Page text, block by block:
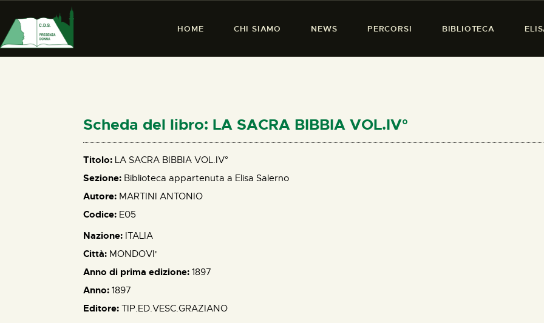
HOME CHI SIAMO NEWS PERCORSI BIBLIOTECA
PRESENZA DONNA
PERCORSI
BIBLIOTECA
ELISA SALERNO
Scheda del libro: LA SACRA BIBBIA VOL.IV°
Titolo: LA SACRA BIBBIA VOL.IV°
Sezione: Biblioteca appartenuta a Elisa Salerno
Autore: MARTINI ANTONIO
Codice: E05
Nazione: ITALIA
Città: MONDOVI'
Anno di prima edizione: 1897
Anno: 1897
Editore: TIP.ED.VESC.GRAZIANO